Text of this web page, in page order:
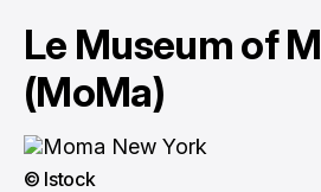
Le Museum of
(MoMa)
© Istock